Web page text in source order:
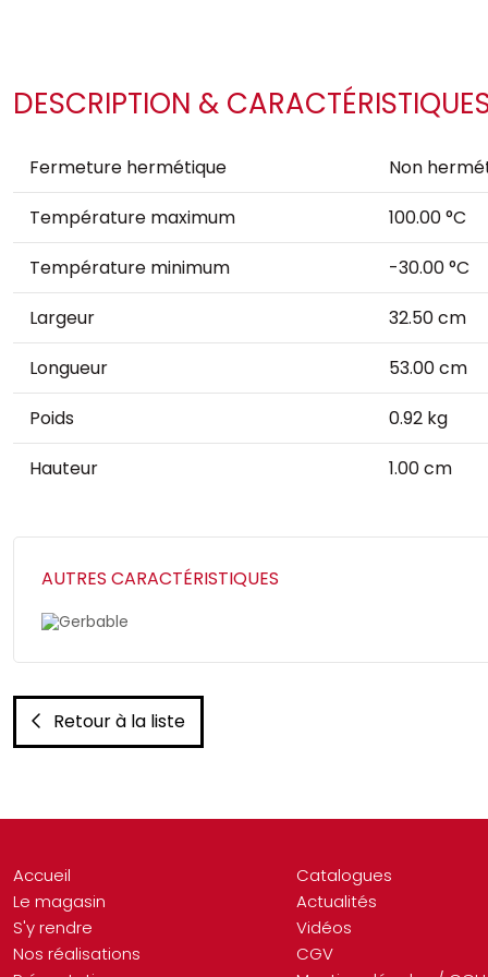
DESCRIPTION &
Fermeture hermétique
Non
Température maximum
100.00 °C
Température minimum
-30.00 °C
Largeur
32.50 cm
Longueur
53.00 cm
Poids
0.92 kg
Hauteur
1.00 cm
AUTRES CARACTÉRISTIQUES
Gerbable
Retour à la liste
Accueil
Le magasin
S'y rendre
Nos réalisations
Catalogues
Actualités
Vidéos
CGV